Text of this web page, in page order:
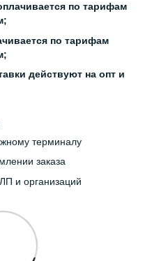
по тарифам
по тарифам
действуют на опт и
терминалу
заказа
и организаций